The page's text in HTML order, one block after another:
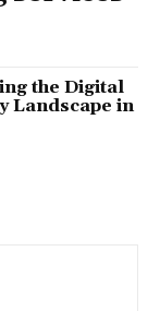
the Digital
Landscape in